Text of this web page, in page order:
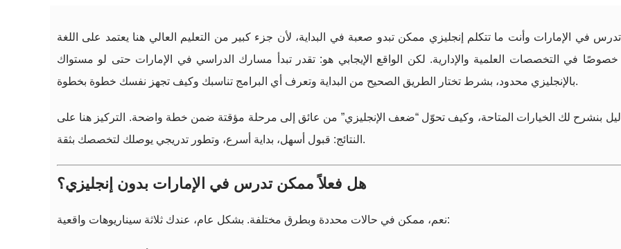
في الإمارات وأنت ما تتكلم إنجليزي ممكن تبدو صعبة في البداية، لأن جزء كبير من التعليم العالي هنا يعتمد على اللغة
خصوصًا في التخصصات العلمية والإدارية. لكن الواقع الإيجابي هو: تقدر تبدأ مسارك الدراسي في الإمارات حتى لو مستواك
بالإنجليزي محدود، بشرط تختار الطريق الصحيح من البداية وتعرف أي البرامج تناسبك وكيف تجهز نفسك خطوة بخطوة.
بنشرح لك الخيارات المتاحة، وكيف تحوّل “ضعف الإنجليزي” من عائق إلى مرحلة مؤقتة ضمن خطة واضحة. التركيز هنا على
النتائج: قبول أسهل، بداية أسرع، وتطور تدريجي يوصلك لتخصصك بثقة.
هل فعلاً ممكن تدرس في الإمارات بدون إنجليزي؟
نعم، ممكن في حالات محددة وبطرق مختلفة. بشكل عام، عندك ثلاثة سيناريوهات واقعية: